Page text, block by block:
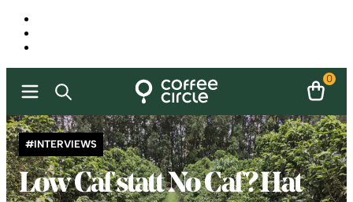
0
#INTERVIEWS
Low Caf statt No Caf? Hat